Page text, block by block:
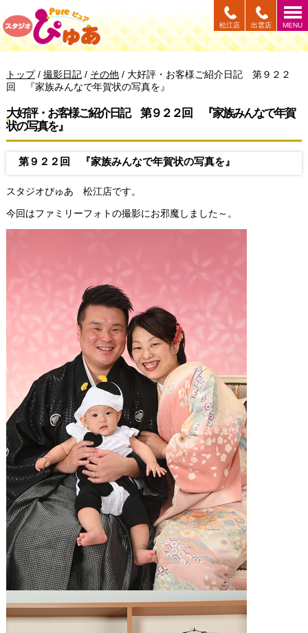
このページの本文へ
MENU
出雲店
松江店
現
在
位
置：
トップ/ 撮影日記/ その他/ 大好評・お客様ご紹介日記 第９２２
回 『家族みんなで年賀状の写真を』
大好評・お客様ご紹介日記 第９２２回 『家族みんなで年賀
状の写真を』
第９２２回 『家族みんなで年賀状の写真を』
スタジオぴゅあ 松江店です。
今回はファミリーフォトの撮影にお邪魔しました～。